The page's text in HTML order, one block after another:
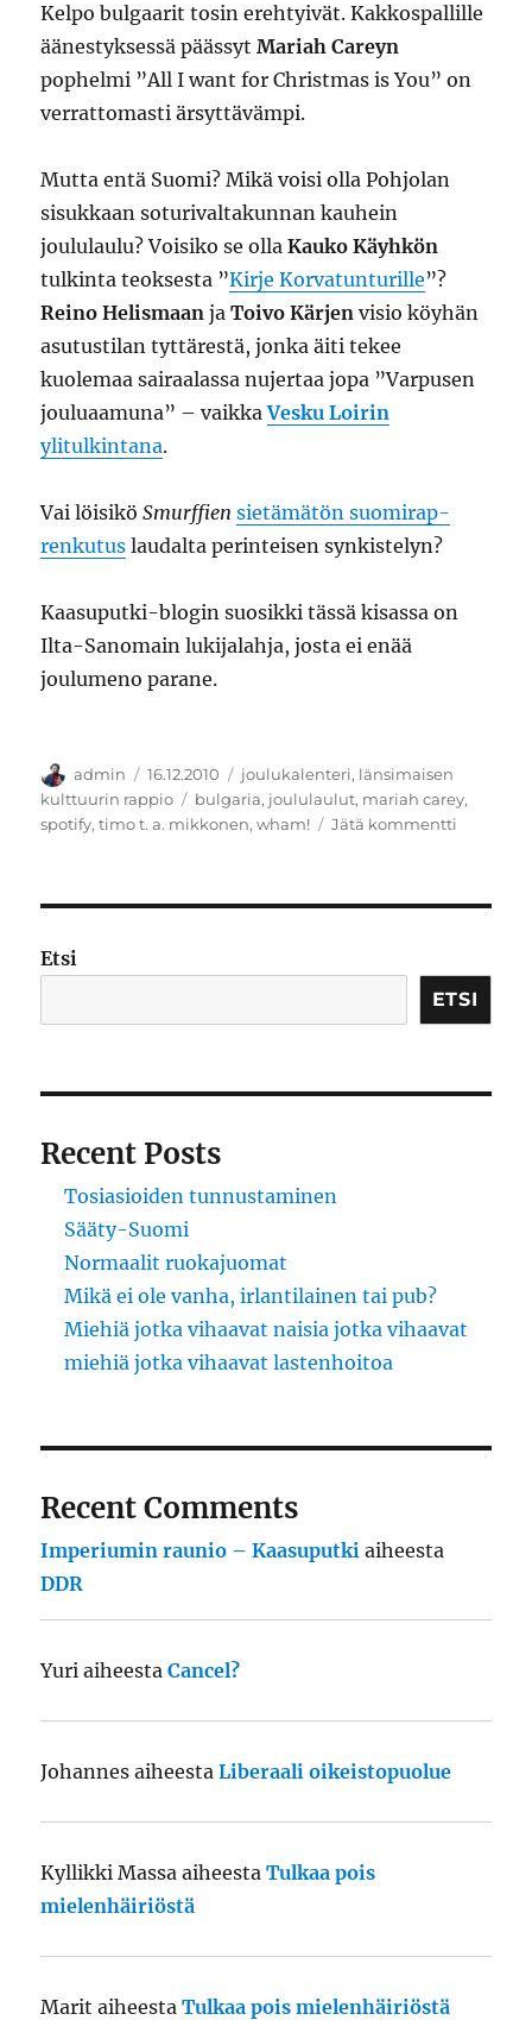
Kelpo bulgaarit tosin erehtyivät. Kakkospallille
äänestyksessä päässytMariah Careyn
pophelmi ”All I want for Christmas is You” on
verrattomasti ärsyttävämpi.
Mutta entä Suomi? Mikä voisi olla Pohjolan
sisukkaan soturivaltakunnan kauhein
joululaulu? Voisiko se ollaKauko Käyhkön
tulkinta teoksesta ”Kirje Korvatunturille”?
Reino Helismaan jaToivo Kärjen visio köyhän
asutustilan tyttärestä, jonka äiti tekee
kuolemaa sairaalassa nujertaa jopa ”Varpusen
jouluaamuna” – vaikkaVesku Loirin
ylitulkintana.
Vai löisiköSmurffien sietämätön suomirap-
renkutus laudalta perinteisen synkistelyn?
Kaasuputki-blogin suosikki tässä kisassa on
Ilta-Sanomain lukijalahja, josta ei enää
joulumeno parane.
Kirjoittaja
admin Julkaistu
16.12.2010 Kategoriat
joulukalenteri, länsimaisen
kulttuurin rappio
Avainsanat
bulgaria, joululaulut, mariah carey,
spotify,timo t. a. mikkonen,wham! Jätä kommentti
Etsi
ETSI
Recent Posts
Tosiasioiden tunnustaminen
Sääty-Suomi
Normaalit ruokajuomat
Mikä ei ole vanha, irlantilainen tai pub?
Miehiä jotka vihaavat naisia jotka vihaavat
miehiä jotka vihaavat lastenhoitoa
Recent Comments
Imperiumin raunio – Kaasuputki aiheesta
DDR
Yuri aiheestaCancel?
Johannes aiheestaLiberaali oikeistopuolue
Kyllikki Massa aiheestaTulkaa pois
mielenhäiriöstä
Marit aiheestaTulkaa pois mielenhäiriöstä